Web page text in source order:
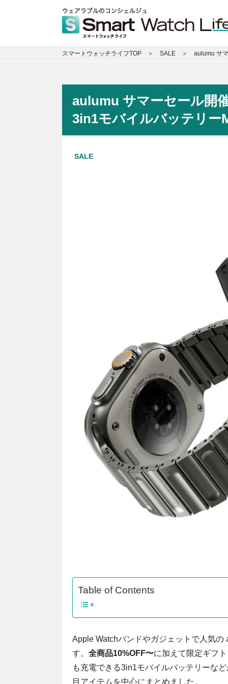
スマートウォッチライフTOP SALE aulumu サ
aulumu サマーセール開
3in1モバイルバッテリー
SALE
Table of Contents
Apple Watchバンドやガジェットで人気
す。 全商品10%OFF〜に加えて限定ギフ
も充電できる3in1モバイルバッテリーな
目アイテムを中心にまとめました。